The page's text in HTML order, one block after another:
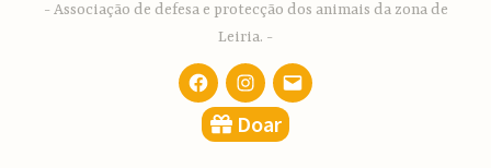
Associação de defesa e protecção dos animais da zona de
Leiria.
FacebookInstagram
email
Doar